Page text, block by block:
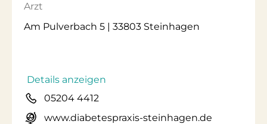
Arzt
Am Pulverbach 5 | 33803 Steinhagen
Details anzeigen
05204 4412
www.diabetespraxis-steinhagen.de